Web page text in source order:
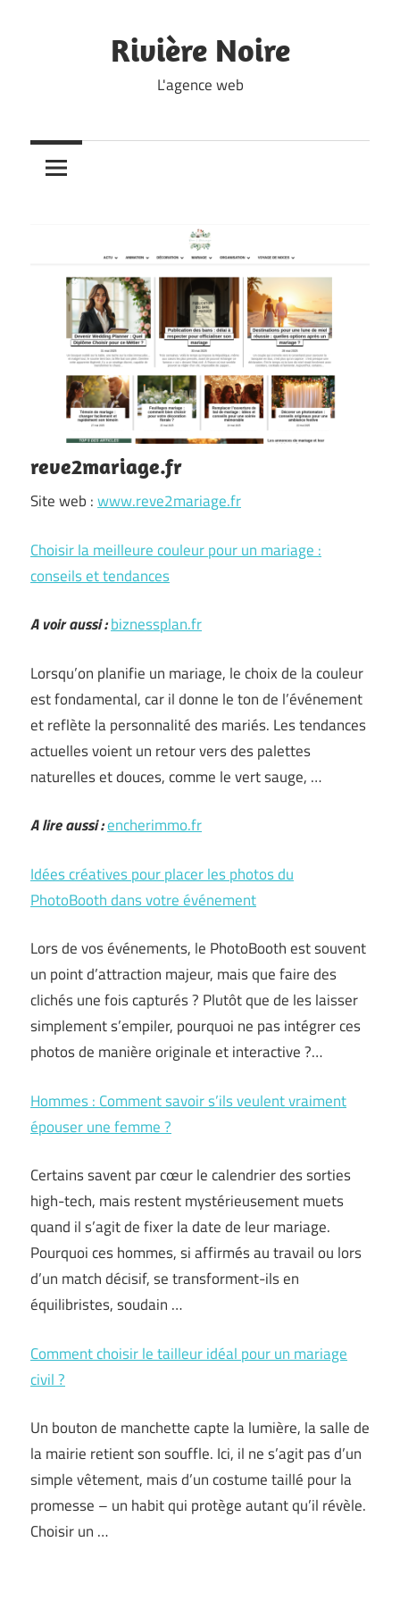
Rivière Noire
L'agence web
reve2mariage.fr
Site web :www.reve2mariage.fr
Choisir la meilleure couleur pour un mariage :
conseils et tendances
A voir aussi :biznessplan.fr
Lorsqu’on planifie un mariage, le choix de la couleur
est fondamental, car il donne le ton de l’événement
et reflète la personnalité des mariés. Les tendances
actuelles voient un retour vers des palettes
naturelles et douces, comme le vert sauge, …
A lire aussi :encherimmo.fr
Idées créatives pour placer les photos du
PhotoBooth dans votre événement
Lors de vos événements, le PhotoBooth est souvent
un point d’attraction majeur, mais que faire des
clichés une fois capturés ? Plutôt que de les laisser
simplement s’empiler, pourquoi ne pas intégrer ces
photos de manière originale et interactive ?…
Hommes : Comment savoir s’ils veulent vraiment
épouser une femme ?
Certains savent par cœur le calendrier des sorties
high-tech, mais restent mystérieusement muets
quand il s’agit de fixer la date de leur mariage.
Pourquoi ces hommes, si affirmés au travail ou lors
d’un match décisif, se transforment-ils en
équilibristes, soudain …
Comment choisir le tailleur idéal pour un mariage
civil ?
Un bouton de manchette capte la lumière, la salle de
la mairie retient son souffle. Ici, il ne s’agit pas d’un
simple vêtement, mais d’un costume taillé pour la
promesse – un habit qui protège autant qu’il révèle.
Choisir un …